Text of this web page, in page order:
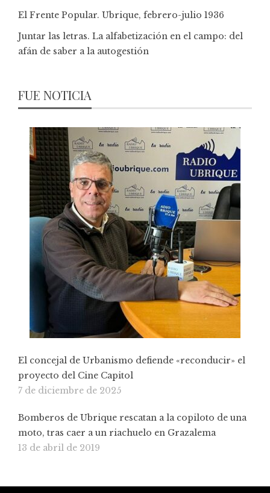
El Frente Popular. Ubrique, febrero-julio 1936
Juntar las letras. La alfabetización en el campo: del
afán de saber a la autogestión
FUE NOTICIA
El concejal de Urbanismo defiende «reconducir» el
proyecto del Cine Capitol
7 de diciembre de 2025
Bomberos de Ubrique rescatan a la copiloto de una
moto, tras caer a un riachuelo en Grazalema
13 de abril de 2019